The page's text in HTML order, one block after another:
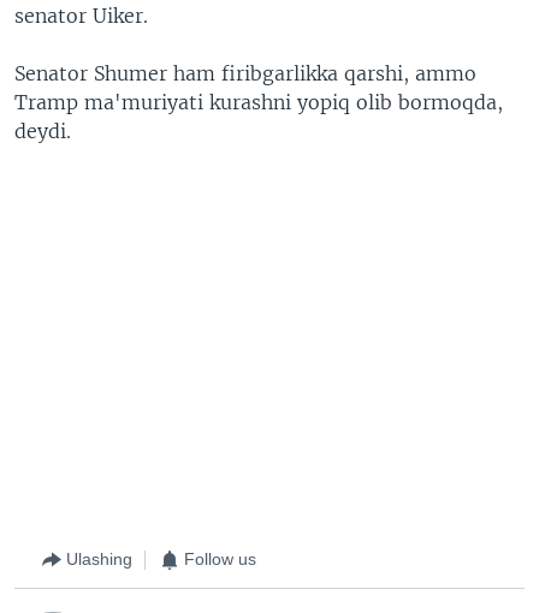
senator Uiker.
Senator Shumer ham firibgarlikka qarshi, ammo
Tramp ma'muriyati kurashni yopiq olib bormoqda,
deydi.
Ulashing Follow us